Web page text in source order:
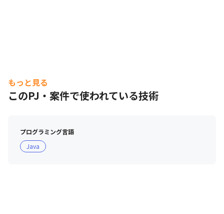
もっと見る
このPJ・案件で使われている技術
プログラミング言語
Java